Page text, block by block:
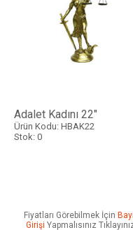
Adalet Kadını 22"
Ürün Kodu: HBAK22
Stok: 0
Fiyatları Görebilmek İçin
Girişi Yapmalısınız